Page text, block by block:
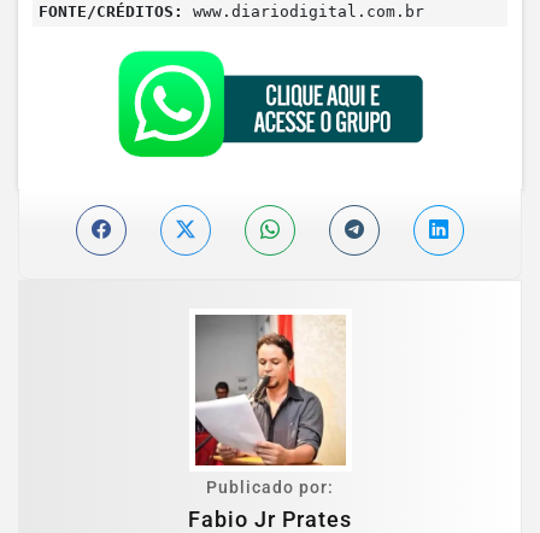
FONTE/CRÉDITOS: www.diariodigital.com.br
Publicado por:
Fabio Jr Prates